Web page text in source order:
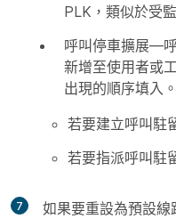
PLK，類似於受
呼叫停車擴展—呼
新增至使用者或
出現的順序填入。
若要建立呼叫駐
若要指派呼叫駐
7 如果要重設為預設線